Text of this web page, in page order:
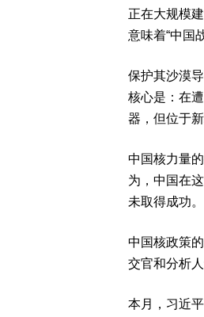
正在大规模
意味着“中国
保护其沙漠
核心是：在
器，但位于
中国核力量
为，中国在
未取得成功。
中国核政策
交官和分析
本月，习近